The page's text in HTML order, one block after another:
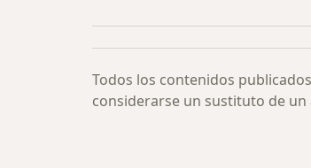
Todos los contenidos
considerarse un sustituto de